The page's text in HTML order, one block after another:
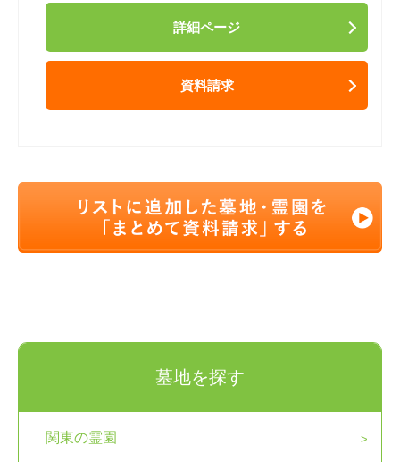
詳細ページ
資料請求
墓地を探す
関東の霊園